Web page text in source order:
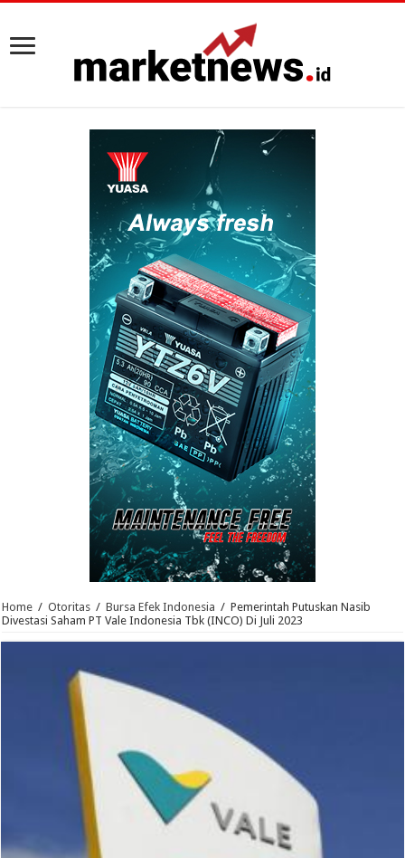
Home / Otoritas / Bursa Efek Indonesia / Pemerintah Putuskan Nasib
Divestasi Saham PT Vale Indonesia Tbk (INCO) Di Juli 2023